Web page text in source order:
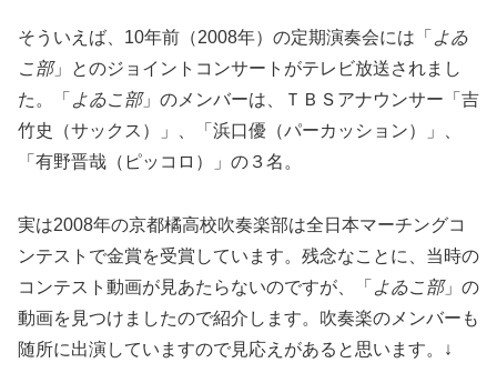
そういえば、10年前（2008年）の定期演奏会には「 よゐ
こ部」とのジョイントコンサートがテレビ放送されまし
た。「 よゐこ部」のメンバーは、ＴＢＳアナウンサー「吉
竹史（サックス）」、「浜口優（パーカッション）」、
「有野晋哉（ピッコロ）」の３名。
実は2008年の京都橘高校吹奏楽部は全日本マーチングコ
ンテストで金賞を受賞しています。残念なことに、当時の
コンテスト動画が見あたらないのですが、「 よゐこ部」の
動画を見つけましたので紹介します。吹奏楽のメンバーも
随所に出演していますので見応えがあると思います。↓